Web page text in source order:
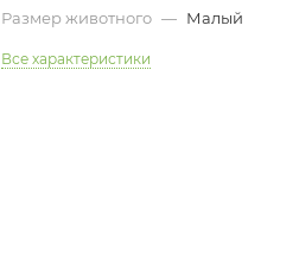
Размер животного — Малый
Все характеристики